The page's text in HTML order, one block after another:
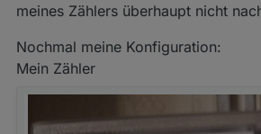
meines Zählers überhaupt nicht
Nochmal meine Konfiguration:
Mein Zähler